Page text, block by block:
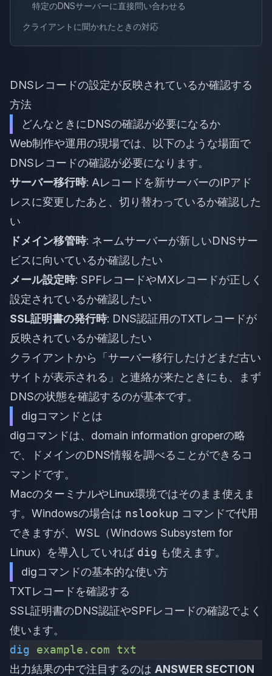
特定のDNSサーバーに直接問い合わせる
クライアントに聞かれたときの対応
DNSレコードの設定が反映されているか確認する
方法
どんなときにDNSの確認が必要になるか
Web制作や運用の現場では、以下のような場面で
DNSレコードの確認が必要になります。
サーバー移行時: Aレコードを新サーバーのIPアド
レスに変更したあと、切り替わっているか確認した
い
ドメイン移管時: ネームサーバーが新しいDNSサー
ビスに向いているか確認したい
メール設定時: SPFレコードやMXレコードが正しく
設定されているか確認したい
SSL証明書の発行時: DNS認証用のTXTレコードが
反映されているか確認したい
クライアントから「サーバー移行したけどまだ古い
サイトが表示される」と連絡が来たときにも、まず
DNSの状態を確認するのが基本です。
digコマンドとは
digコマンドは、domain information groperの略
で、ドメインのDNS情報を調べることができるコ
マンドです。
MacのターミナルやLinux環境ではそのまま使えま
す。Windowsの場合は nslookup コマンドで代用
できますが、WSL（Windows Subsystem for
Linux）を導入していれば dig も使えます。
digコマンドの基本的な使い方
TXTレコードを確認する
SSL証明書のDNS認証やSPFレコードの確認でよく
使います。
dig example.com txt
出力結果の中で注目するのは ANSWER SECTION